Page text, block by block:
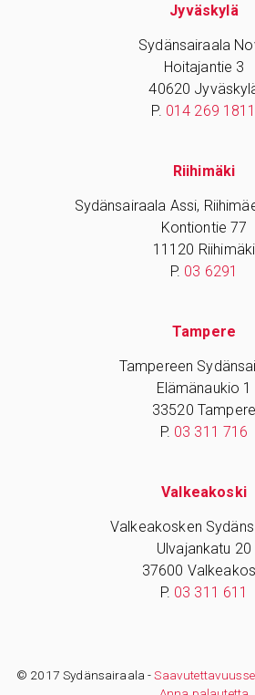
Jyväskylä
Sydänsairaala
Hoitajantie 3
40620
P. 014 269 1811
Riihimäki
Sydänsairaala Assi,
Kontiontie 77
11120 Riihimäki
P. 03 6291
Tampere
Tampereen
Elämänaukio 1
33520 Tampere
P. 03 311 716
Valkeakoski
Valkeakosken
Ulvajankatu 20
37600
P. 03 311 611
© 2017 Sydänsairaala -